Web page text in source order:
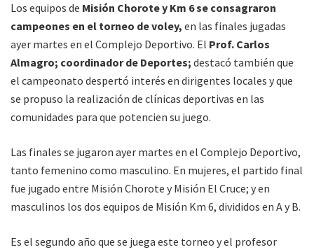
Los equipos de Misión Chorote y Km 6 se consagraron
campeones en el torneo de voley, en las finales jugadas
ayer martes en el Complejo Deportivo. El Prof. Carlos
Almagro; coordinador de Deportes; destacó también que
el campeonato despertó interés en dirigentes locales y que
se propuso la realización de clínicas deportivas en las
comunidades para que potencien su juego.
Las finales se jugaron ayer martes en el Complejo Deportivo,
tanto femenino como masculino. En mujeres, el partido final
fue jugado entre Misión Chorote y Misión El Cruce; y en
masculinos los dos equipos de Misión Km 6, divididos en A y B.
Es el segundo año que se juega este torneo y el profesor